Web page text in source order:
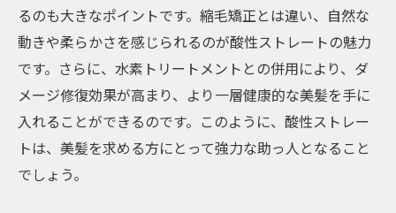
るのも大きなポイントです。縮毛矯正とは違い、自然な
動きや柔らかさを感じられるのが酸性ストレートの魅力
です。さらに、水素トリートメントとの併用により、ダ
メージ修復効果が高まり、より一層健康的な美髪を手に
入れることができるのです。このように、酸性ストレー
トは、美髪を求める方にとって強力な助っ人となること
でしょう。